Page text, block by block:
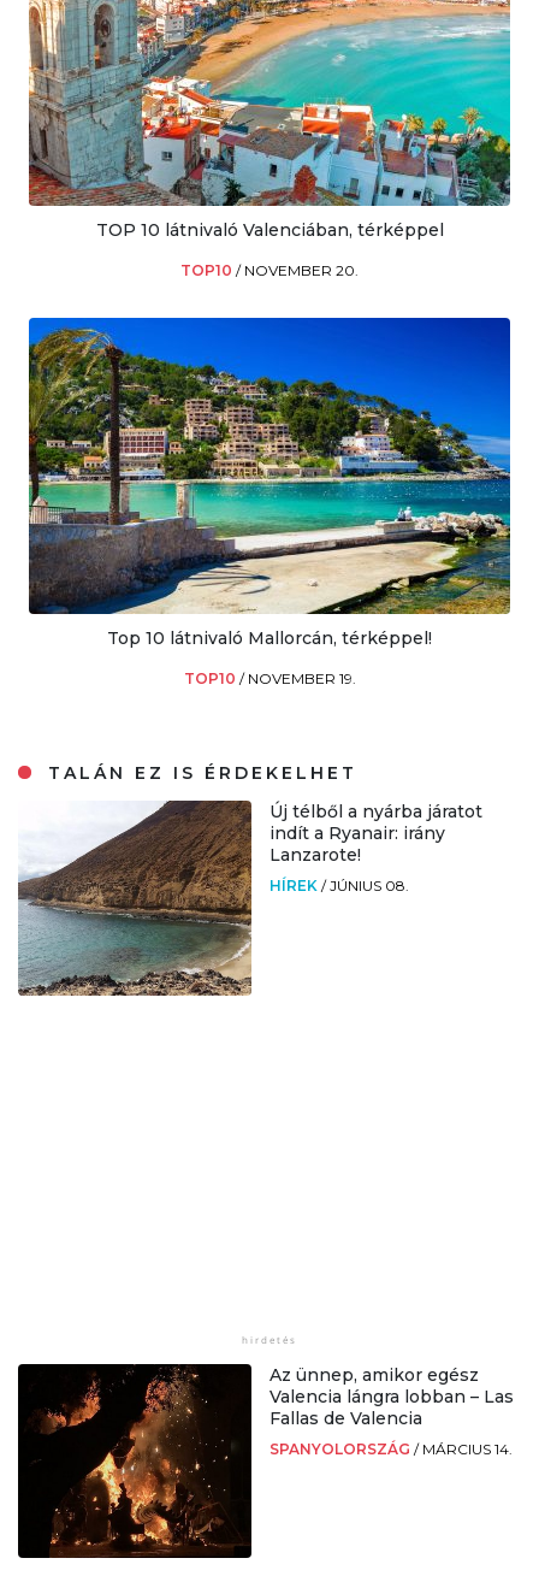
TOP 10 látnivaló Valenciában, térképpel
TOP10 / NOVEMBER 20.
Top 10 látnivaló Mallorcán, térképpel!
TOP10 / NOVEMBER 19.
TALÁN EZ IS ÉRDEKELHET
Új télből a nyárba járatot
indít a Ryanair: irány
Lanzarote!
HÍREK /JÚNIUS 08.
Az ünnep, amikor egész
Valencia lángra lobban – Las
Fallas de Valencia
SPANYOLORSZÁG / MÁRCIUS 14.